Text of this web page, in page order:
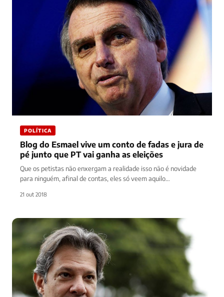
POLÍTICA
Blog do Esmael vive um conto de fadas e jura de
pé junto que PT vai ganha as eleições
Que os petistas não enxergam a realidade isso não é novidade
para ninguém, afinal de contas, eles só veem aquilo…
21 out 2018